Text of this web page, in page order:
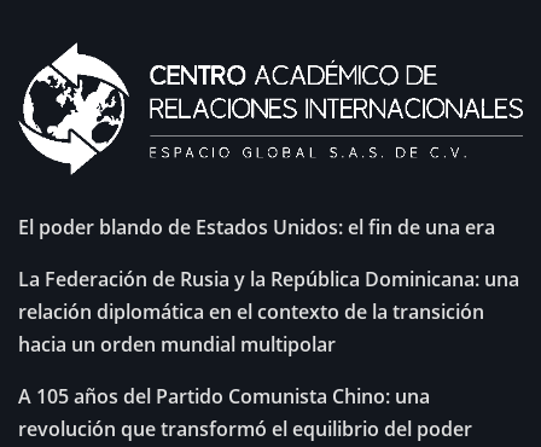
El poder blando de Estados Unidos: el fin de una era
La Federación de Rusia y la República Dominicana: una
relación diplomática en el contexto de la transición
hacia un orden mundial multipolar
A 105 años del Partido Comunista Chino: una
revolución que transformó el equilibrio del poder